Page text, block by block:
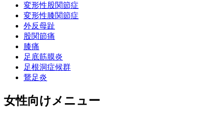
変形性股関節症
変形性膝関節症
外反母趾
股関節痛
膝痛
足底筋膜炎
足根洞症候群
鵞足炎
女性向けメニュー